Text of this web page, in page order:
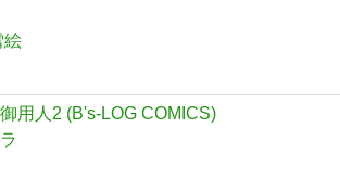
絵
用人2 (B's-LOG COMICS)